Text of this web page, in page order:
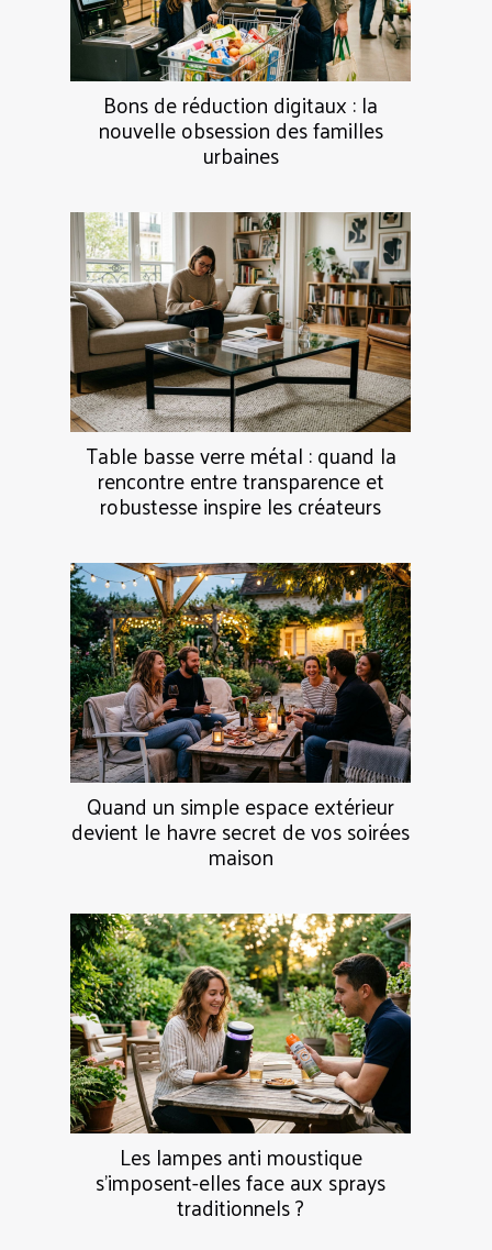
Bons de réduction digitaux : la
nouvelle obsession des familles
urbaines
Table basse verre métal : quand la
rencontre entre transparence et
robustesse inspire les créateurs
Quand un simple espace extérieur
devient le havre secret de vos soirées
maison
Les lampes anti moustique
s’imposent-elles face aux sprays
traditionnels ?